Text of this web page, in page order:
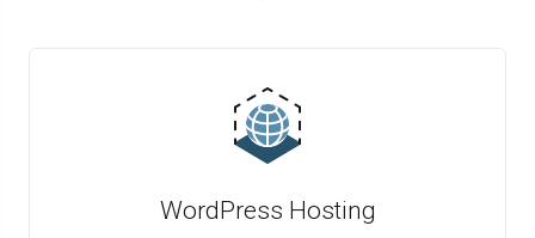
WordPress Hosting